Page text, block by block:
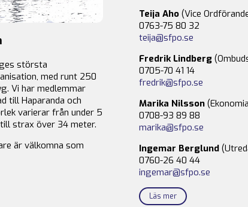
största
med runt 250
Vi har medlemmar
till Haparanda och
varierar från under 5
strax över 34 meter.
är välkomna som
Teija Aho (Vice
0763-75 80 32
teija@sfpo.se
Fredrik Lindberg
0705-70 41 14
fredrik@sfpo.se
Marika Nilsson
0708-93 89 88
marika@sfpo.se
Ingemar Berglund
0760-26 40 44
ingemar@sfpo.se
Läs mer